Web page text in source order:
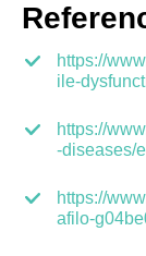
https://
ile-
https://
-diseases/
https://
afilo-